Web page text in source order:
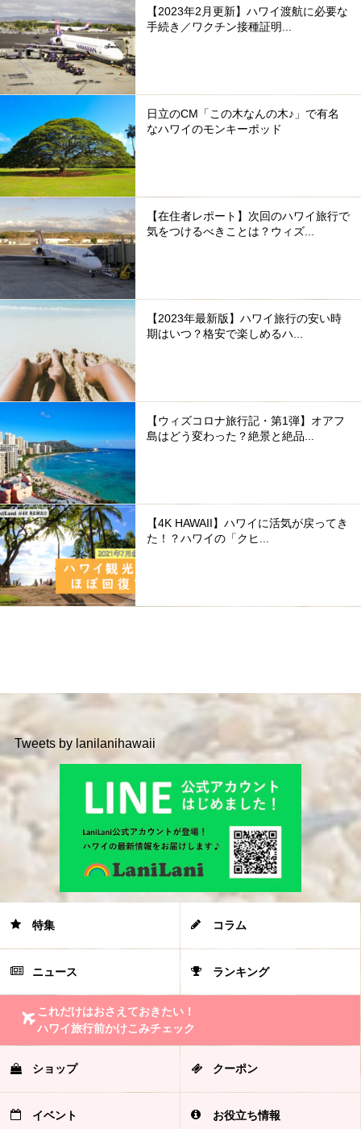
【2023年2月更新】ハワイ渡航に必要な
手続き／ワクチン接種証明...
日立のCM「この木なんの木♪」で有名
なハワイのモンキーポッド
【在住者レポート】次回のハワイ旅行で
気をつけるべきことは？ウィズ...
【2023年最新版】ハワイ旅行の安い時
期はいつ？格安で楽しめるハ...
【ウィズコロナ旅行記・第1弾】オアフ
島はどう変わった？絶景と絶品...
【4K HAWAII】ハワイに活気が戻ってき
た！？ハワイの「クヒ...
Tweets by lanilanihawaii
特集 コラム
ニュース ランキング
これだけはおさえておきたい！
ハワイ旅行前かけこみチェック
ショップ クーポン
イベント お役立ち情報